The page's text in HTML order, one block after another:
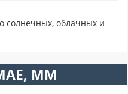
солнечных, облачных и
ММ